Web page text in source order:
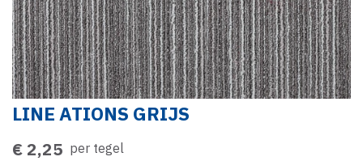
LINE ATIONS GRIJS
€ 2,25 per tegel